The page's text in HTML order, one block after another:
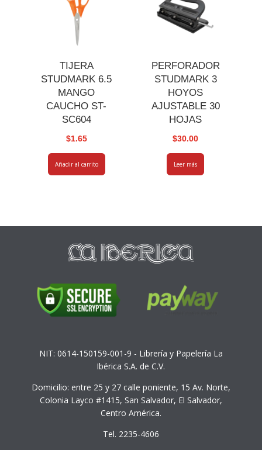
TIJERA
STUDMARK 6.5
MANGO
CAUCHO ST-
SC604
$1.65
Añadir al carrito
PERFORADOR
STUDMARK 3
HOYOS
AJUSTABLE 30
HOJAS
$30.00
Leer más
NIT: 0614-150159-001-9 - Librería y Papelería La
Ibérica S.A. de C.V.
Domicilio: entre 25 y 27 calle poniente, 15 Av. Norte,
Colonia Layco #1415, San Salvador, El Salvador,
Centro América.
Tel. 2235-4606